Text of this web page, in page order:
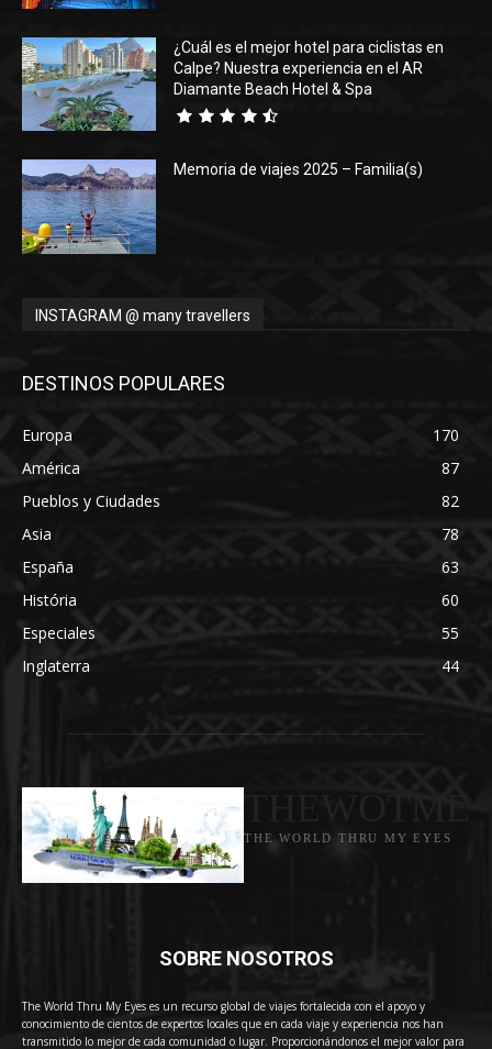
¿Cuál es el mejor hotel para ciclistas en
Calpe? Nuestra experiencia en el AR
Diamante Beach Hotel & Spa
Memoria de viajes 2025 – Familia(s)
INSTAGRAM @ many travellers
DESTINOS POPULARES
Europa
170
América
87
Pueblos y Ciudades
82
Asia
78
España
63
História
60
Especiales
55
Inglaterra
44
THE WORLD THRU MY EYES
SOBRE NOSOTROS
The World Thru My Eyes es un recurso global de viajes fortalecida con el apoyo y
conocimiento de cientos de expertos locales que en cada viaje y experiencia nos han
transmitido lo mejor de cada comunidad o lugar. Proporcionándonos el mejor valor para